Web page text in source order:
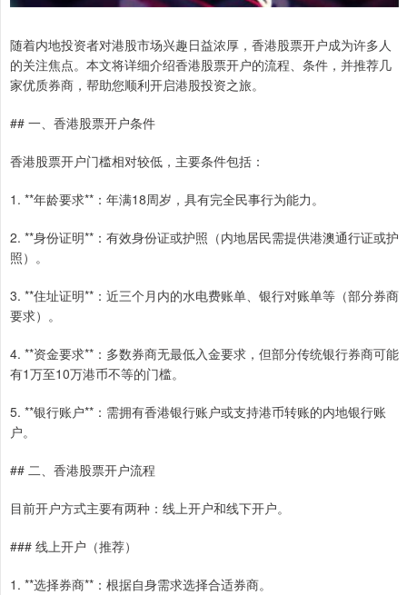
随着内地投资者对港股市场兴趣日益浓厚，香港股票开户成为许多人
的关注焦点。本文将详细介绍香港股票开户的流程、条件，并推荐几
家优质券商，帮助您顺利开启港股投资之旅。
## 一、香港股票开户条件
香港股票开户门槛相对较低，主要条件包括：
1. **年龄要求**：年满18周岁，具有完全民事行为能力。
2. **身份证明**：有效身份证或护照（内地居民需提供港澳通行证或护
照）。
3. **住址证明**：近三个月内的水电费账单、银行对账单等（部分券商
要求）。
4. **资金要求**：多数券商无最低入金要求，但部分传统银行券商可能
有1万至10万港币不等的门槛。
5. **银行账户**：需拥有香港银行账户或支持港币转账的内地银行账
户。
## 二、香港股票开户流程
目前开户方式主要有两种：线上开户和线下开户。
### 线上开户（推荐）
1. **选择券商**：根据自身需求选择合适券商。